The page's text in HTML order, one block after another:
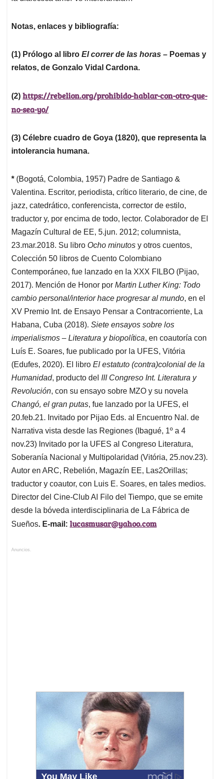
Notas, enlaces y bibliografía:
(1) Prólogo al libro El correr de las horas – Poemas y
relatos, de Gonzalo Vidal Cardona.
(2) https://rebelion.org/prohibido-hablar-con-otro-que-
no-sea-yo/
(3) Célebre cuadro de Goya (1820), que representa la
intolerancia humana.
* (Bogotá, Colombia, 1957) Padre de Santiago &
Valentina. Escritor, periodista, crítico literario, de cine, de
jazz, catedrático, conferencista, corrector de estilo,
traductor y, por encima de todo, lector. Colaborador de El
Magazín Cultural de EE, 5.jun. 2012; columnista,
23.mar.2018. Su libro Ocho minutos y otros cuentos,
Colección 50 libros de Cuento Colombiano
Contemporáneo, fue lanzado en la XXX FILBO (Pijao,
2017). Mención de Honor por Martin Luther King: Todo
cambio personal/interior hace progresar al mundo, en el
XV Premio Int. de Ensayo Pensar a Contracorriente, La
Habana, Cuba (2018). Siete ensayos sobre los
imperialismos – Literatura y biopolítica, en coautoría con
Luís E. Soares, fue publicado por la UFES, Vitória
(Edufes, 2020). El libro El estatuto (contra)colonial de la
Humanidad, producto del III Congreso Int. Literatura y
Revolución, con su ensayo sobre MZO y su novela
Changó, el gran putas, fue lanzado por la UFES, el
20.feb.21. Invitado por Pijao Eds. al Encuentro Nal. de
Narrativa vista desde las Regiones (Ibagué, 1º a 4
nov.23) Invitado por la UFES al Congreso Literatura,
Soberanía Nacional y Multipolaridad (Vitória, 25.nov.23).
Autor en ARC, Rebelión, Magazín EE, Las2Orillas;
traductor y coautor, con Luis E. Soares, en tales medios.
Director del Cine-Club Al Filo del Tiempo, que se emite
desde la bóveda interdisciplinaria de La Fábrica de
Sueños. E-mail: lucasmusar@yahoo.com
Anuncios.